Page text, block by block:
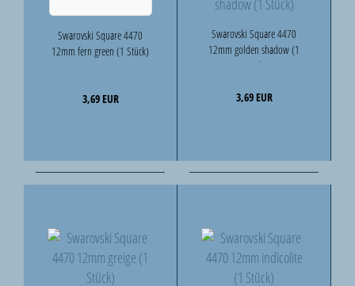
Swarovski Square 4470
12mm fern green (1 Stück)
3,69 EUR
Swarovski Square 4470
12mm golden shadow (1
Stück)
3,69 EUR